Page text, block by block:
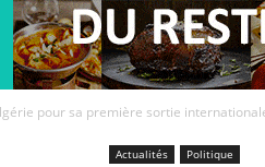
pour sa première sortie
Actualités Politique